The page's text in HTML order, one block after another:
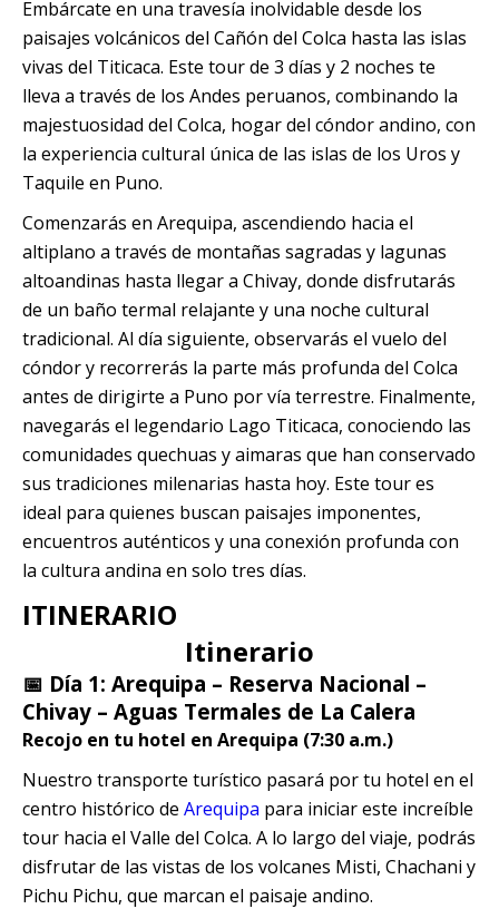
Machu Picchu
Quillabamba
Salkantay
Embárcate en una travesía inolvidable desde los
paisajes volcánicos del Cañón del Colca hasta las islas
vivas del Titicaca. Este tour de 3 días y 2 noches te
lleva a través de los Andes peruanos, combinando la
majestuosidad del Colca, hogar del cóndor andino, con
la experiencia cultural única de las islas de los Uros y
Taquile en Puno.
Comenzarás en Arequipa, ascendiendo hacia el
altiplano a través de montañas sagradas y lagunas
altoandinas hasta llegar a Chivay, donde disfrutarás
de un baño termal relajante y una noche cultural
tradicional. Al día siguiente, observarás el vuelo del
cóndor y recorrerás la parte más profunda del Colca
antes de dirigirte a Puno por vía terrestre. Finalmente,
navegarás el legendario Lago Titicaca, conociendo las
comunidades quechuas y aimaras que han conservado
sus tradiciones milenarias hasta hoy. Este tour es
ideal para quienes buscan paisajes imponentes,
encuentros auténticos y una conexión profunda con
la cultura andina en solo tres días.
ITINERARIO
Itinerario
📅 Día 1: Arequipa – Reserva Nacional –
Chivay – Aguas Termales de La Calera
Recojo en tu hotel en Arequipa (7:30 a.m.)
Nuestro transporte turístico pasará por tu hotel en el
centro histórico de Arequipa para iniciar este increíble
tour hacia el Valle del Colca. A lo largo del viaje, podrás
disfrutar de las vistas de los volcanes Misti, Chachani y
Pichu Pichu, que marcan el paisaje andino.